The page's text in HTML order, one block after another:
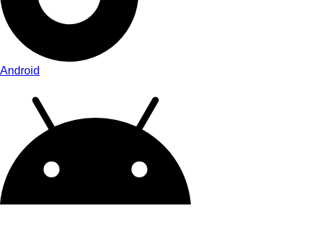
Android